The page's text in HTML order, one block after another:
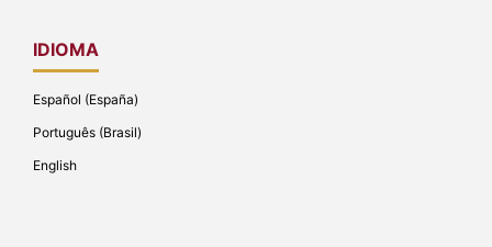
IDIOMA
Español (España)
Português (Brasil)
English